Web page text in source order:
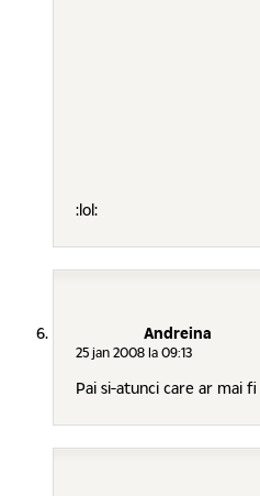
:lol:
Andreina
25 jan 2008 la 09:13
Pai si-atunci care ar mai